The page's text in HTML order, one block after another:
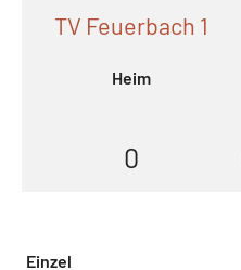
TV Feuerbach 1
Heim
0
Einzel